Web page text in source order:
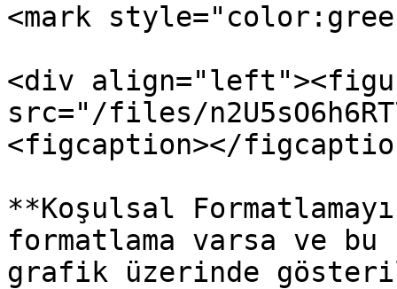
<mark
<div
src="/files/
<figcaption></
**Koşulsal
formatlama varsa ve
grafik üzerinde